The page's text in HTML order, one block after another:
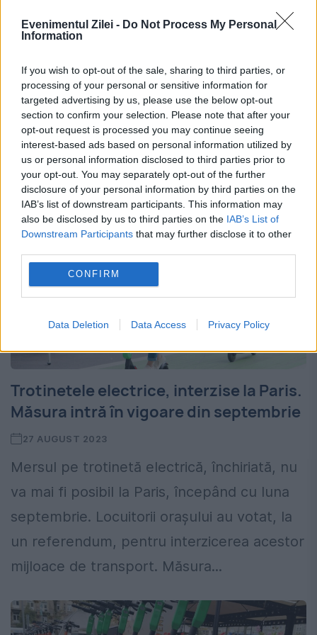
Evenimentul Zilei - Do Not Process My Personal
Information
If you wish to opt-out of the sale, sharing to third parties, or
processing of your personal or sensitive information for
targeted advertising by us, please use the below opt-out
section to confirm your selection. Please note that after your
opt-out request is processed you may continue seeing
interest-based ads based on personal information utilized by
us or personal information disclosed to third parties prior to
your opt-out. You may separately opt-out of the further
disclosure of your personal information by third parties on the
IAB’s list of downstream participants. This information may
also be disclosed by us to third parties on the IAB’s List of
Downstream Participants that may further disclose it to other
CONFIRM
Data Deletion Data Access Privacy Policy
28 AUGUST 2023
trotinete. O astfel de măsură este
prevăzută într-un proiect de lege ce a
primit avizul Guvernului. În prezent, polițiștii
locali aplică amenzi, pentru încălcarea...
Trotinetele electrice, interzise la Paris.
Măsura intră în vigoare din septembrie
27 AUGUST 2023
Mersul pe trotinetă electrică, închiriată, nu
va mai fi posibil la Paris, începând cu luna
septembrie. Locuitorii orașului au votat, la
un referendum, pentru interzicerea acestor
mijloace de transport. Măsura...